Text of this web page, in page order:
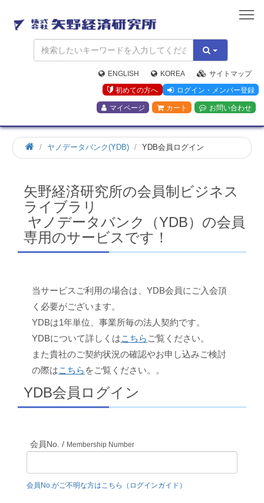
矢
野
経
済
研
究
所
ENGLISH KOREA
サイトマップ
初めての方へ
ログイン・メンバー登録
マイページ カート お問い合わせ
ホ
ー
ヤノデータバンク(YDB) YDB会員ログイン
矢野経済研究所の会員制ビジネス
ライブラリ
ヤノデータバンク（YDB）の会員
専用のサービスです！
当サービスご利用の場合は、YDB会員にご入会頂
く必要がございます。
YDBは1年単位、事業所毎の法人契約です。
YDBについて詳しくはこちら ご覧ください。
また貴社のご契約状況の確認やお申し込みご検討
の際はこちら をご覧ください。。
YDB会員ログイン
会員No. / Membership Number
会員No.がご不明な方はこちら（ログインガイド）